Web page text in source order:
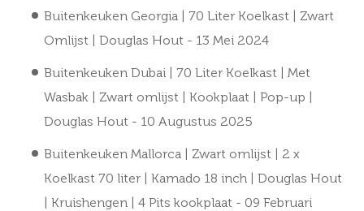
Buitenkeuken Georgia | 70 Liter Koelkast | Zwart
Omlijst | Douglas Hout - 13 Mei 2024
Buitenkeuken Dubai | 70 Liter Koelkast | Met
Wasbak | Zwart omlijst | Kookplaat | Pop-up |
Douglas Hout - 10 Augustus 2025
Buitenkeuken Mallorca | Zwart omlijst | 2 x
Koelkast 70 liter | Kamado 18 inch | Douglas Hout
| Kruishengen | 4 Pits kookplaat - 09 Februari